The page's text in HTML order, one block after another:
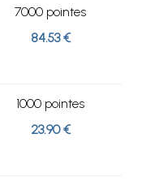
7000 pointes
84.53 €
1000 pointes
23.90 €